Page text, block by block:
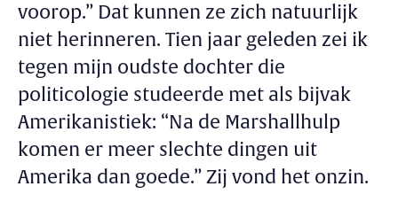
voorop.” Dat kunnen ze zich natuurlijk
niet herinneren. Tien jaar geleden zei ik
tegen mijn oudste dochter die
politicologie studeerde met als bijvak
Amerikanistiek: “Na de Marshallhulp
komen er meer slechte dingen uit
Amerika dan goede.” Zij vond het onzin.